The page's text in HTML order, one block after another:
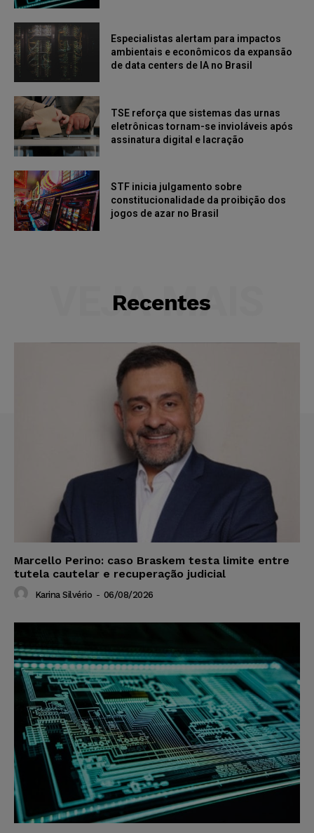
Especialistas alertam para impactos
ambientais e econômicos da expansão
de data centers de IA no Brasil
TSE reforça que sistemas das urnas
eletrônicas tornam-se invioláveis após
assinatura digital e lacração
STF inicia julgamento sobre
constitucionalidade da proibição dos
jogos de azar no Brasil
Recentes
VEJA MAIS
Marcello Perino: caso Braskem testa limite entre
tutela cautelar e recuperação judicial
Karina Silvério - 06/08/2026